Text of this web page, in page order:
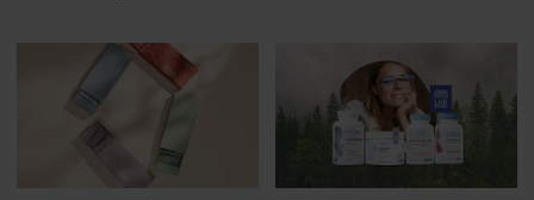
resultat. Deras produkter finns
för att hjälpa människor att
uppnå levande hälsa - styrka,
ungdom och skönhet - den
optimerade gestaltningen av